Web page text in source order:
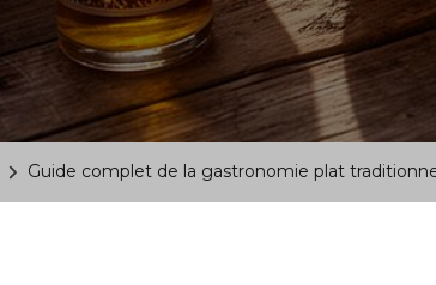
Guide complet de la gastronomie plat